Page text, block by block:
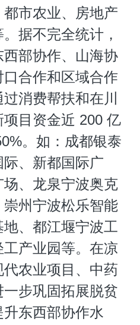
市农业、房地产
据不完全统计，
部协作、山海协
合作和区域合作
消费帮扶和在川
目资金近 200 亿
。如：成都银泰
、新都国际广
、龙泉宁波奥克
州宁波松乐智能
、都江堰宁波工
产业园等。在凉
农业项目、中药
步巩固拓展脱贫
东西部协作水